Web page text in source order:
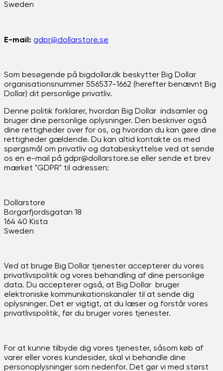
Sweden
E-mail: gdpr@dollarstore.se
Som besøgende på bigdollar.dk beskytter Big Dollar
organisationsnummer 556537-1662 (herefter benævnt Big
Dollar) dit personlige privatliv.
Denne politik forklarer, hvordan Big Dollar indsamler og
bruger dine personlige oplysninger. Den beskriver også
dine rettigheder over for os, og hvordan du kan gøre dine
rettigheder gældende. Du kan altid kontakte os med
spørgsmål om privatliv og databeskyttelse ved at sende
os en e-mail på gdpr@dollarstore.se eller sende et brev
mærket "GDPR" til adressen:
Dollarstore
Borgarfjordsgatan 18
164 40 Kista
Sweden
Ved at bruge Big Dollar tjenester accepterer du vores
privatlivspolitik og vores behandling af dine personlige
data. Du accepterer også, at Big Dollar bruger
elektroniske kommunikationskanaler til at sende dig
oplysninger. Det er vigtigt, at du læser og forstår vores
privatlivspolitik, før du bruger vores tjenester.
For at kunne tilbyde dig vores tjenester, såsom køb af
varer eller vores kundesider, skal vi behandle dine
personoplysninger som nedenfor. Det gør vi med størst